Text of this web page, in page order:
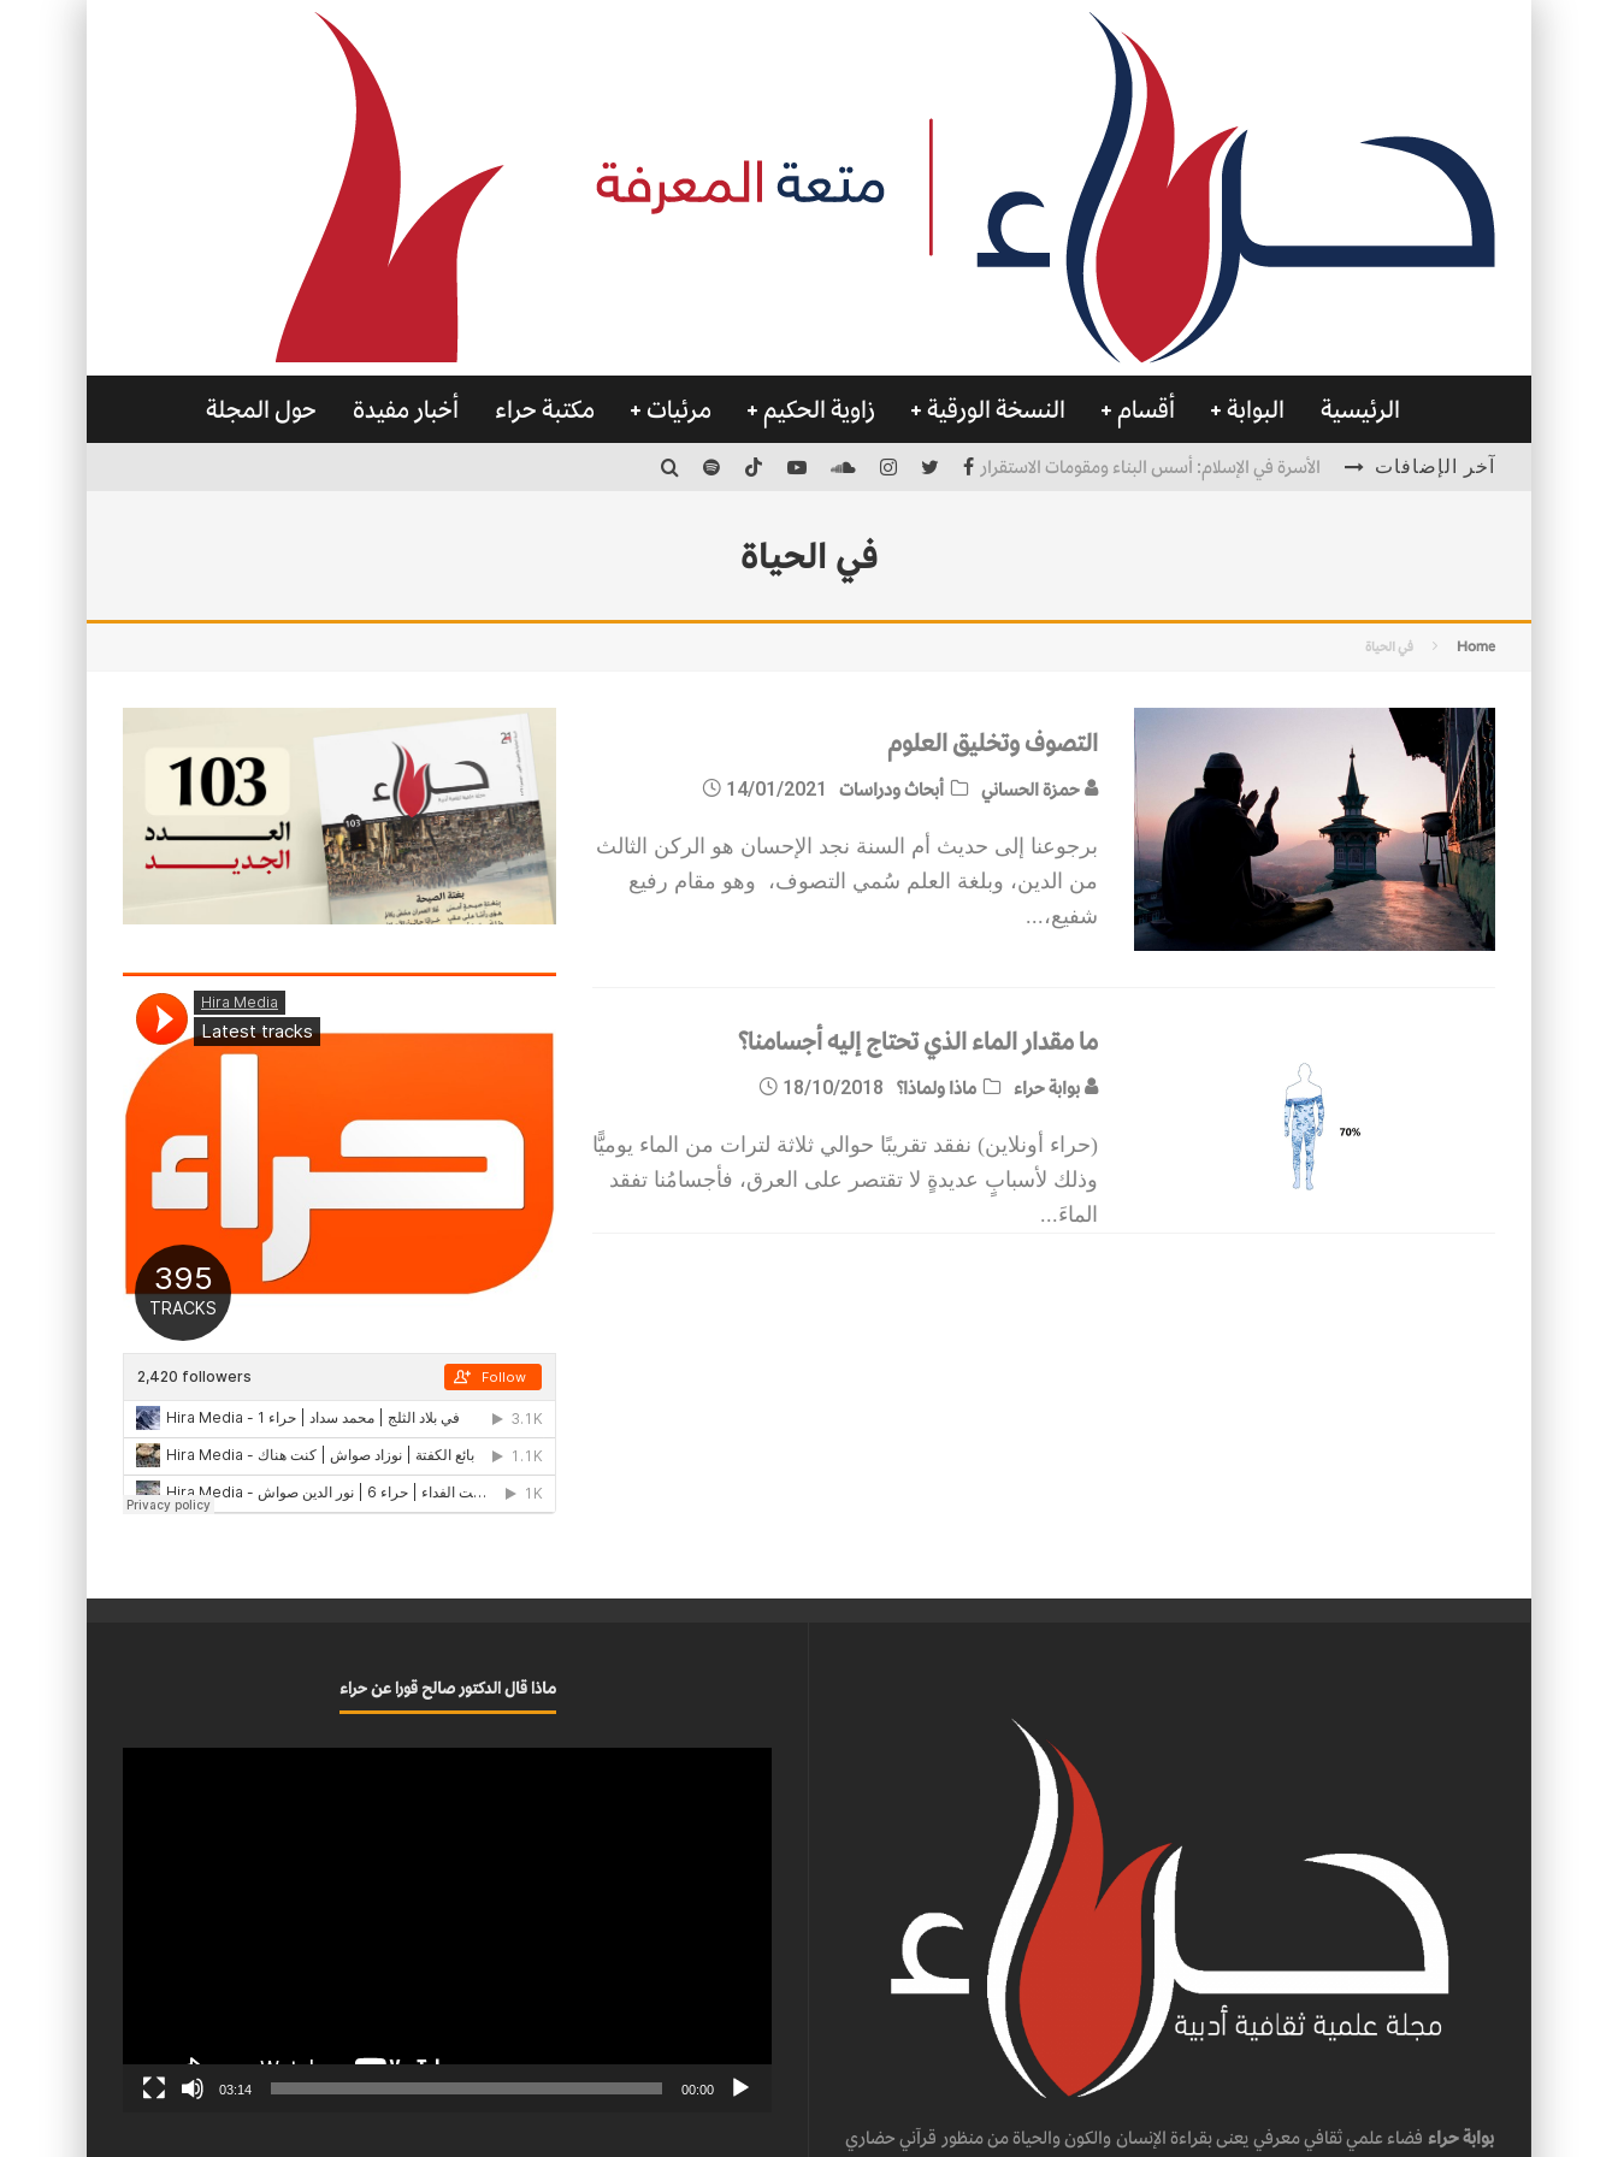
الرئيسية البوابة أقسام النسخة الورقية زاوية الحكيم مرئيات مكتبة حراء أخبار مفيدة حول المجلة
آخر الإضافات الأسرة في الإسلام: أسس البناء ومقومات الاستقرار
في الحياة
Home في الحياة
التصوف وتخليق العلوم
حمزة الحساني أبحاث ودراسات 14/01/2021
برجوعنا إلى حديث أم السنة نجد الإحسان هو الركن الثالث
من الدين، وبلغة العلم سُمي التصوف، وهو مقام رفيع
شفيع، ...
ما مقدار الماء الذي تحتاج إليه أجسامنا؟
بوابة حراء ماذا ولماذا؟ 18/10/2018
(حراء أونلاين) نفقد تقريبًا حوالي ثلاثة لترات من الماء يوميًّا
وذلك لأسبابٍ عديدةٍ لا تقتصر على العرق، فأجسامُنا تفقد
الماءَ...
بوابة حراء فضاء علمي ثقافي معرفي يعنى بقراءة الإنسان والكون والحياة من منظور قرآني حضاري
ماذا قال الدكتور صالح قورا عن حراء
00:00
03:14